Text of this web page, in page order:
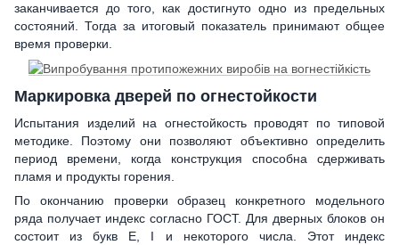
заканчивается до того, как достигнуто одно из предельных
состояний. Тогда за итоговый показатель принимают общее
время проверки.
Маркировка дверей по огнестойкости
Испытания изделий на огнестойкость проводят по типовой
методике. Поэтому они позволяют объективно определить
период времени, когда конструкция способна сдерживать
пламя и продукты горения.
По окончанию проверки образец конкретного модельного
ряда получает индекс согласно ГОСТ. Для дверных блоков он
состоит из букв E, I и некоторого числа. Этот индекс